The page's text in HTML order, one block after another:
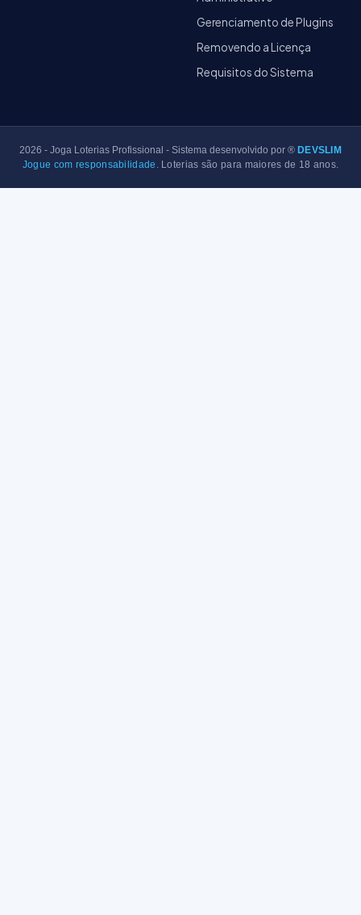
Gerenciamento de Plugins
Removendo a Licença
Requisitos do Sistema
2026 - Joga Loterias Profissional - Sistema desenvolvido por ® DEVSLIM
Jogue com responsabilidade. Loterias são para maiores de 18 anos.